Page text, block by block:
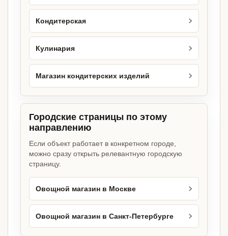
Кондитерская
Кулинария
Магазин кондитерских изделий
Городские страницы по этому
направлению
Если объект работает в конкретном городе,
можно сразу открыть релевантную городскую
страницу.
Овощной магазин в Москве
Овощной магазин в Санкт-Петербурге